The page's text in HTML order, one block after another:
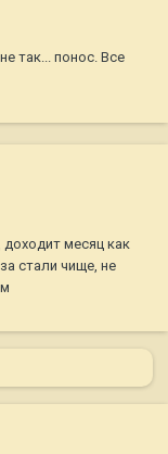
так... понос. Все
месяц как
стали чище, не